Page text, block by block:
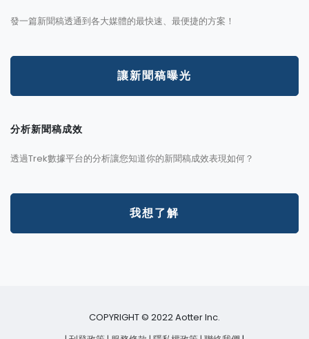
發一篇新聞稿透通到各大媒體的最快速、最便捷的方案！
讓新聞稿曝光
分析新聞稿成效
透過Trek數據平台的分析讓您知道你的新聞稿成效表現如何？
我想了解
COPYRIGHT © 2022 Aotter Inc.